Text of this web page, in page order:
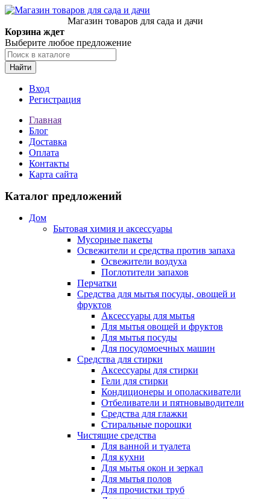
Магазин товаров для сада и дачи
Корзина ждет
Выберите любое предложение
Найти
Вход
Регистрация
Главная
Блог
Доставка
Оплата
Контакты
Карта сайта
Каталог предложений
Дом
Бытовая химия и аксессуары
Мусорные пакеты
Освежители и средства против запаха
Освежители воздуха
Поглотители запахов
Перчатки
Средства для мытья посуды, овощей и
фруктов
Аксессуары для мытья
Для мытья овощей и фруктов
Для мытья посуды
Для посудомоечных машин
Средства для стирки
Аксессуары для стирки
Гели для стирки
Кондиционеры и ополаскиватели
Отбеливатели и пятновыводители
Средства для глажки
Стиральные порошки
Чистящие средства
Для ванной и туалета
Для кухни
Для мытья окон и зеркал
Для мытья полов
Для прочистки труб